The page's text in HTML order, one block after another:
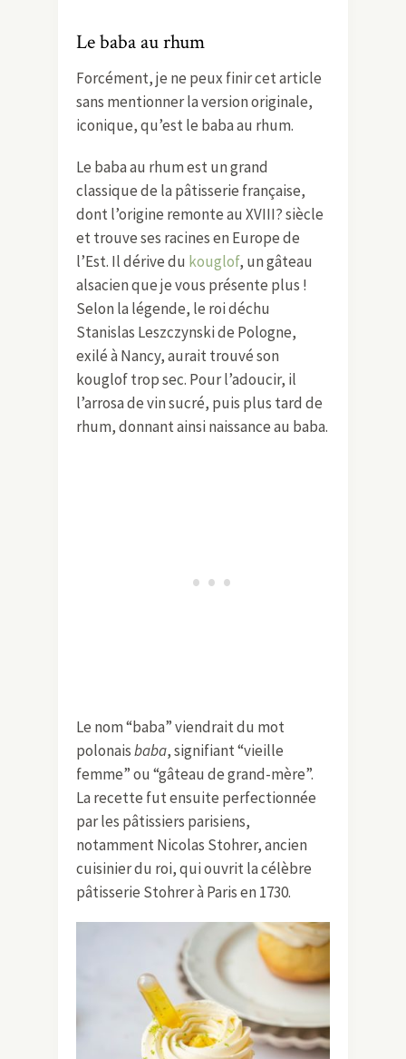
Le baba au rhum
Forcément, je ne peux finir cet article
sans mentionner la version originale,
iconique, qu’est le baba au rhum.
Le baba au rhum est un grand
classique de la pâtisserie française,
dont l’origine remonte au XVIII? siècle
et trouve ses racines en Europe de
l’Est. Il dérive du kouglof, un gâteau
alsacien que je vous présente plus !
Selon la légende, le roi déchu
Stanislas Leszczynski de Pologne,
exilé à Nancy, aurait trouvé son
kouglof trop sec. Pour l’adoucir, il
l’arrosa de vin sucré, puis plus tard de
rhum, donnant ainsi naissance au baba.
Le nom “baba” viendrait du mot
polonaisbaba, signifiant “vieille
femme” ou “gâteau de grand-mère”.
La recette fut ensuite perfectionnée
par les pâtissiers parisiens,
notamment Nicolas Stohrer, ancien
cuisinier du roi, qui ouvrit la célèbre
pâtisserie Stohrer à Paris en 1730.